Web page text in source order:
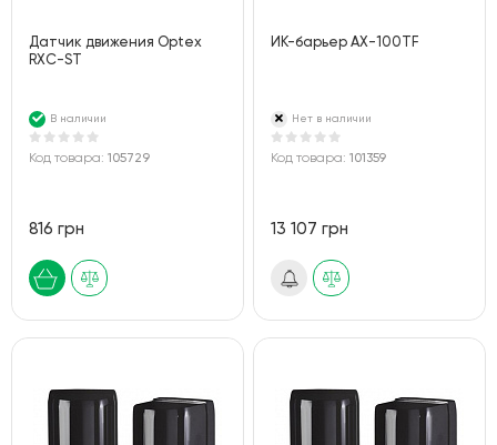
Датчик движения Optex
RXC-ST
В наличии
Код товара: 105729
816 грн
ИК-барьер AX-100TF
Нет в наличии
Код товара:101359
13 107 грн